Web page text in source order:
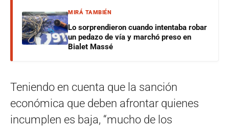
MIRÁ TAMBIÉN
Lo sorprendieron cuando intentaba robar
un pedazo de vía y marchó preso en
Bialet Massé
Teniendo en cuenta que la sanción
económica que deben afrontar quienes
incumplen es baja, “mucho de los